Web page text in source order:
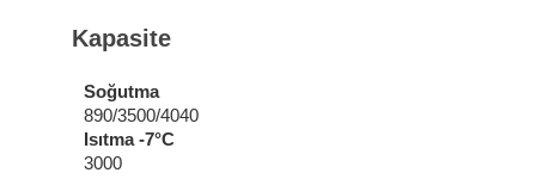
Kapasite
Soğutma
890/3500/4040
Isıtma -7°C
3000